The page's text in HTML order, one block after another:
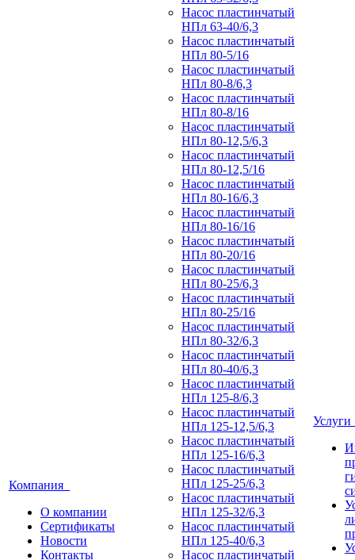
Компания
О компании
Сертификаты
Новости
Контакты
Насос пластинчатый
НПл 63-40/6,3
Насос пластинчатый
НПл 80-5/16
Насос пластинчатый
НПл 80-8/6,3
Насос пластинчатый
НПл 80-8/16
Насос пластинчатый
НПл 80-12,5/6,3
Насос пластинчатый
НПл 80-12,5/16
Насос пластинчатый
НПл 80-16/6,3
Насос пластинчатый
НПл 80-16/16
Насос пластинчатый
НПл 80-20/16
Насос пластинчатый
НПл 80-25/6,3
Насос пластинчатый
НПл 80-25/16
Насос пластинчатый
НПл 80-32/6,3
Насос пластинчатый
НПл 80-40/6,3
Насос пластинчатый
НПл 125-8/6,3
Насос пластинчатый
НПл 125-12,5/6,3
Насос пластинчатый
НПл 125-16/6,3
Насос пластинчатый
НПл 125-25/6,3
Насос пластинчатый
НПл 125-32/6,3
Насос пластинчатый
НПл 125-40/6,3
Насос пластинчатый